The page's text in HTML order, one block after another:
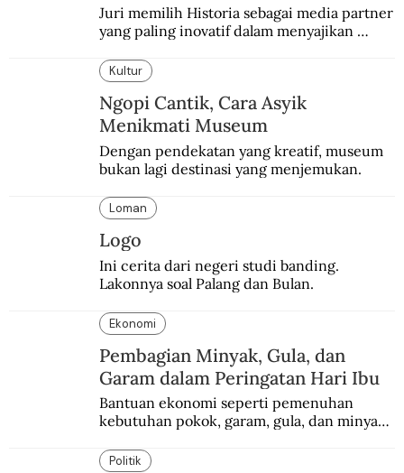
Juri memilih Historia sebagai media partner
yang paling inovatif dalam menyajikan
Kultur
Ngopi Cantik, Cara Asyik
Menikmati Museum
Dengan pendekatan yang kreatif, museum
bukan lagi destinasi yang menjemukan.
Loman
Logo
Ini cerita dari negeri studi banding.
Lakonnya soal Palang dan Bulan.
Ekonomi
Pembagian Minyak, Gula, dan
Garam dalam Peringatan Hari Ibu
Bantuan ekonomi seperti pemenuhan
kebutuhan pokok, garam, gula, dan minyak
peringatan Hari Ibu.
Politik